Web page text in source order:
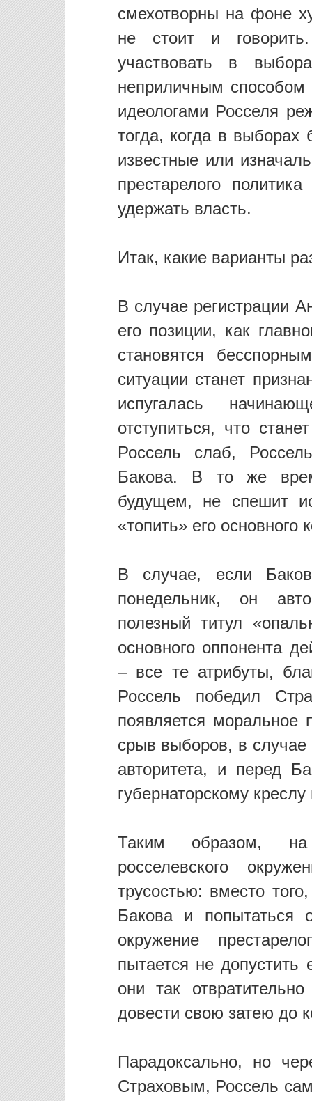
смехотворны на фоне
не стоит и
участвовать в
неприличным
идеологами Росселя
тогда, когда в выборах
известные или
престарелого
удержать власть.
Итак, какие варианты
В случае регистрации
его позиции, как
становятся
ситуации станет
испугалась
отступиться, что
Россель слаб,
Бакова. В то же
будущем, не спешит
«топить» его основного
В случае, если
понедельник, он
полезный титул
основного оппонента
– все те атрибуты,
Россель победил
появляется моральное
срыв выборов, в случае
авторитета, и перед
губернаторскому
Таким образом, на
росселевского
трусостью: вместо
Бакова и попытаться
окружение
пытается не
они так
довести свою затею до
Парадоксально, но
Страховым, Россель